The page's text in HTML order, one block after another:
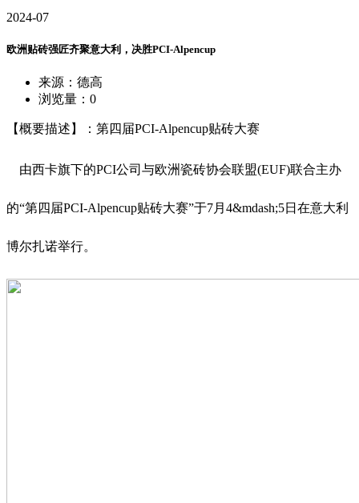
2024-07
欧洲贴砖强匠齐聚意大利，决胜PCI-Alpencup
来源：德高
浏览量： 0
【概要描述】：第四届PCI-Alpencup贴砖大赛
由西卡旗下的PCI公司与欧洲瓷砖协会联盟(EUF)联合主办
的“第四届PCI-Alpencup贴砖大赛”于7月4&mdash;5日在意大利
博尔扎诺举行。